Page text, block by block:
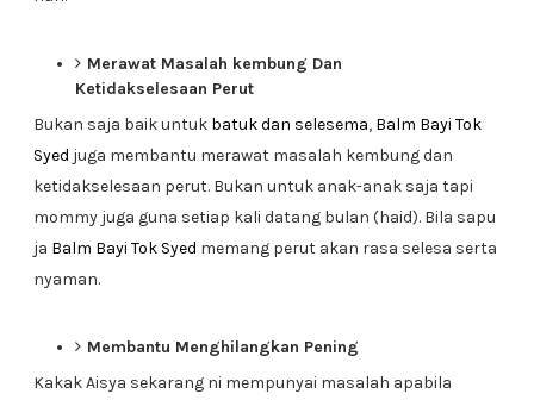
Merawat Masalah kembung Dan
Ketidakselesaan Perut
Bukan saja baik untuk batuk dan selesema, Balm Bayi Tok
Syed juga membantu merawat masalah kembung dan
ketidakselesaan perut. Bukan untuk anak-anak saja tapi
mommy juga guna setiap kali datang bulan (haid). Bila sapu
ja Balm Bayi Tok Syed memang perut akan rasa selesa serta
nyaman.
Membantu Menghilangkan Pening
Kakak Aisya sekarang ni mempunyai masalah apabila